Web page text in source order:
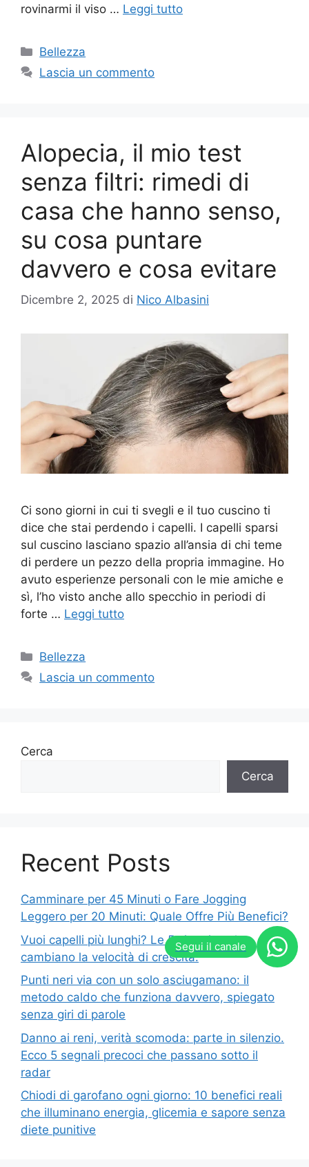
rovinarmi il viso … Leggi tutto
Categorie
Bellezza
Lascia un commento
Alopecia, il mio test
senza filtri: rimedi di
casa che hanno senso,
su cosa puntare
davvero e cosa evitare
Dicembre 2, 2025 di Nico Albasini
Ci sono giorni in cui ti svegli e il tuo cuscino ti
dice che stai perdendo i capelli. I capelli sparsi
sul cuscino lasciano spazio all’ansia di chi teme
di perdere un pezzo della propria immagine. Ho
avuto esperienze personali con le mie amiche e
sì, l’ho visto anche allo specchio in periodi di
forte … Leggi tutto
Categorie
Bellezza
Lascia un commento
Cerca
Cerca
Recent Posts
Camminare per 45 Minuti o Fare Jogging
Leggero per 20 Minuti: Quale Offre Più Benefici?
Vuoi capelli più lunghi? Le 5 vitamine che
cambiano la velocità di crescita.
Punti neri via con un solo asciugamano: il
metodo caldo che funziona davvero, spiegato
senza giri di parole
Danno ai reni, verità scomoda: parte in silenzio.
Ecco 5 segnali precoci che passano sotto il
radar
Chiodi di garofano ogni giorno: 10 benefici reali
che illuminano energia, glicemia e sapore senza
diete punitive
Segui il canale